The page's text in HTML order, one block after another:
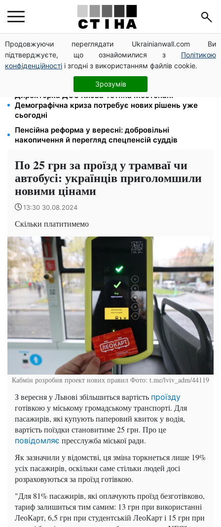
Продовжуючи переглядати Ukrainianwall.com Ви
підтверджуєте, що ознайомилися з Політикою
конфіденційності і згодні з використанням файлів cookie.
Зрозумів
Зарплати вчителів +20%, стипендії ×2: уряд
підвищує виплати з вересня
120 грн на день лише на дорогу: кияни масово
звільняються через тариф 30 грн за проїзд
Директорка ДОЗ Києва Тетяна Мостепан:
Демографічна криза потребує нових рішень уже
сьогодні
Пенсійна реформа у вересні: добровільні
накопичення й перегляд спецпенсій суддів
По 25 грн за проїзд у трамваї чи
автобусі: українців приголомшили
новими цінами
13:30 30.08.2024
Скільки платитимемо
Кабмін розробив проект нових правил Фото: t.me/lviv_adm/44119
З вересня у Львові збільшиться вартість проїзду
готівкою у міському громадському транспорті. Для
пасажирів, які купують паперовий квиток у водія,
вартість поїздки становитиме 25 грн. Про це
повідомляє пресслужба міської ради.
Як зазначили у відомстві, ця зміна торкнеться лише 19%
усіх пасажирів, оскільки саме стільки людей досі
розраховуються за проїзд готівкою.
"Для 81% пасажирів, які оплачують проїзд безготівково,
тариф залишиться тим самим: 13 грн при використанні
ЛеоКарт, 6,5 грн при студентській ЛеоКарт і 15 грн при